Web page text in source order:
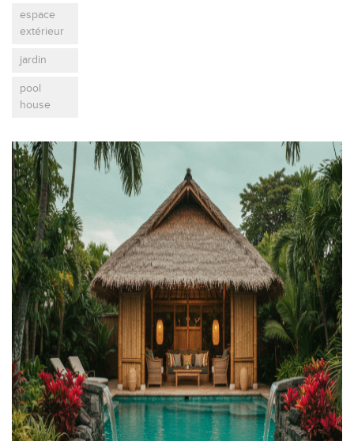
espace
extérieur
jardin
pool
house